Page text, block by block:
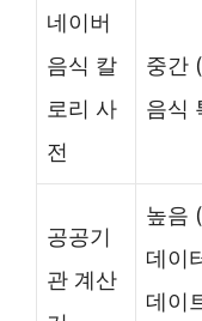
네이버
음식 칼
로리 사
전
중간
음식
공공기
관 계산
높음
데이
데이